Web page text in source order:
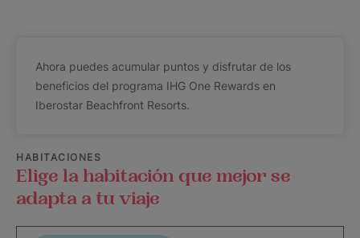
Ahora puedes acumular puntos y disfrutar de los
beneficios del programa IHG One Rewards en
Iberostar Beachfront Resorts.
HABITACIONES
Elige la habitación que mejor se
adapta a tu viaje